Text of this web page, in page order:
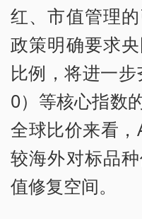
红、市值管理
政策明确要求
比例，将进一
0）等核心指数
全球比价来看
较海外对标品
值修复空间。